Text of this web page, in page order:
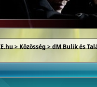
>Közösség>dM Bulik és